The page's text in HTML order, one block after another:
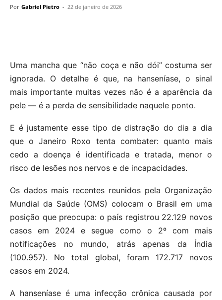
Por Gabriel Pietro - 22 de janeiro de 2026
Uma mancha que “não coça e não dói” costuma ser
ignorada. O detalhe é que, na hanseníase, o sinal
mais importante muitas vezes não é a aparência da
pele — é a perda de sensibilidade naquele ponto.
E é justamente esse tipo de distração do dia a dia
que o Janeiro Roxo tenta combater: quanto mais
cedo a doença é identificada e tratada, menor o
risco de lesões nos nervos e de incapacidades.
Os dados mais recentes reunidos pela Organização
Mundial da Saúde (OMS) colocam o Brasil em uma
posição que preocupa: o país registrou 22.129 novos
casos em 2024 e segue como o 2º com mais
notificações no mundo, atrás apenas da Índia
(100.957). No total global, foram 172.717 novos
casos em 2024.
A hanseníase é uma infecção crônica causada por